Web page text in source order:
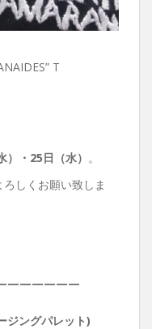
T
）・25日（水） 。
しくお願い致しま
ジングパレット)